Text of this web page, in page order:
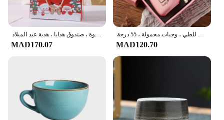
مج سيراميك بغطاء ومجموعة ملعقة ، فنجان قهوة ، صندوق هدايا ، هدية عيد الميلاد
MAD170.07
كوب سيراميك دافئ مع ملعقة ومجموعة حقيبة تخزين ، كوب ترموستات ، صندوق هدايا ، ملعقة قابلة للطي ، وجبات محمولة ، 55 درجة
MAD120.70